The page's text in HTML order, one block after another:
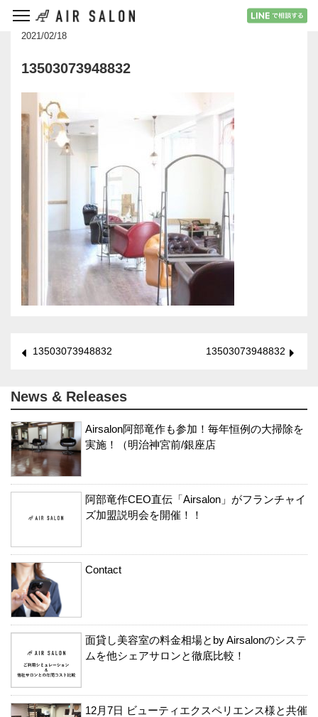
2021/02/18
13503073948832
13503073948832 13503073948832
News & Releases
Airsalon阿部竜作も参加！毎年恒例の大掃除を
実施！（明治神宮前/銀座店
阿部竜作CEO直伝「Airsalon」がフランチャイ
ズ加盟説明会を開催！！
Contact
面貸し美容室の料金相場とby Airsalonのシステ
ムを他シェアサロンと徹底比較！
12月7日 ビューティエクスペリエンス様と共催